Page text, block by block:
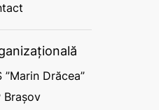
”Marin Drăcea”
Brașov